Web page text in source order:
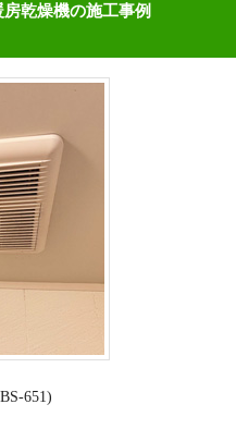
乾燥機の施工事例
651)